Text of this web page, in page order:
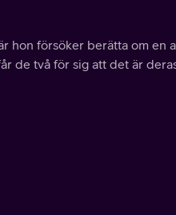
hon försöker berätta om en
de två för sig att det är